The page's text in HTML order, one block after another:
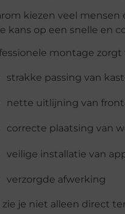
kiezen veel mensen
kans op een snelle en
montage zorgt
strakke passing van
nette uitlijning van
correcte plaatsing van
veilige installatie van
verzorgde afwerking
zie je niet alleen direct